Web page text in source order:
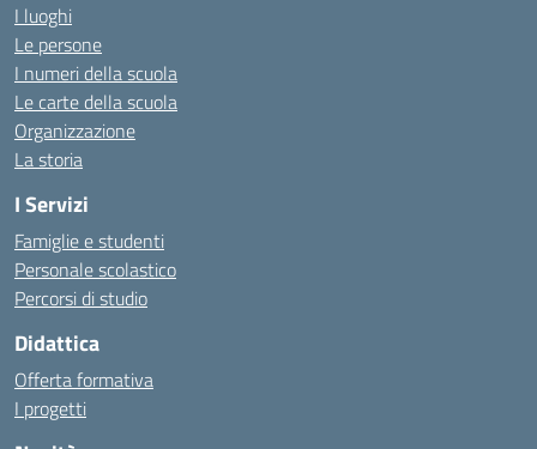
I luoghi
Le persone
I numeri della scuola
Le carte della scuola
Organizzazione
La storia
I Servizi
Famiglie e studenti
Personale scolastico
Percorsi di studio
Didattica
Offerta formativa
I progetti